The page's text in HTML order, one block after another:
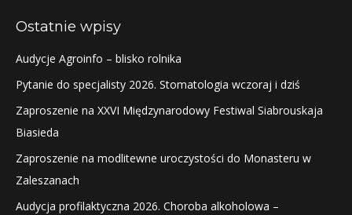
Ostatnie wpisy
Audycje Agroinfo – blisko rolnika
Pytanie do specjalisty 2026. Stomatologia wczoraj i dziś
Zaproszenie na XXVI Międzynarodowy Festiwal Siabrouskaja
Biasieda
Zaproszenie na modlitewne uroczystości do Monasteru w
Zaleszanach
Audycja profilaktyczna 2026. Choroba alkoholowa –